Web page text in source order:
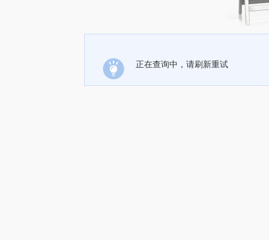
正在查询中，请刷新重试